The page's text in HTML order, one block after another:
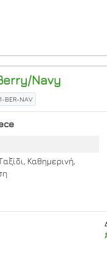
Navy
BER-NAV
Καθημερινή,